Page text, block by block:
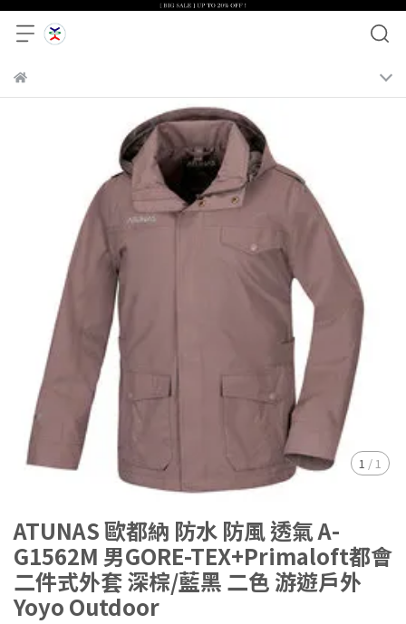
1 /1
ATUNAS 歐都納 防水 防風 透氣 A-
G1562M 男GORE-TEX+Primaloft都會
二件式外套 深棕/藍黑 二色 游遊戶外
Yoyo Outdoor